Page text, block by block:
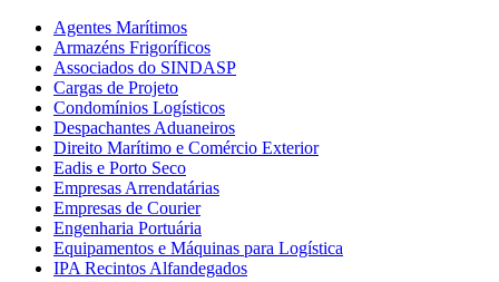
Agentes Marítimos
Armazéns Frigoríficos
Associados do SINDASP
Cargas de Projeto
Condomínios Logísticos
Despachantes Aduaneiros
Direito Marítimo e Comércio Exterior
Eadis e Porto Seco
Empresas Arrendatárias
Empresas de Courier
Engenharia Portuária
Equipamentos e Máquinas para Logística
IPA Recintos Alfandegados